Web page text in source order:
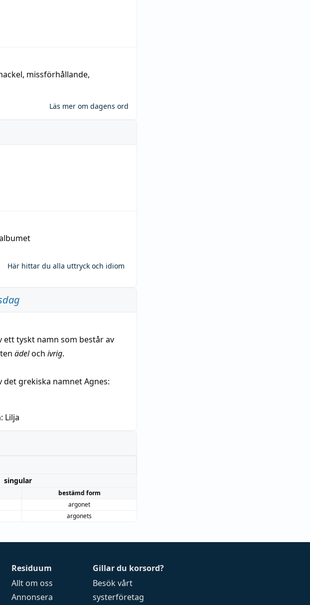
, missförhållande,
Läs mer om dagens ord
Här hittar du alla uttryck och idiom
ett tyskt namn som består av
ädeloch ivrig.
det grekiska namnet Agnes:
Lilja
singular
bestämd form
argonet
argonets
Residuum
Allt om oss
Annonsera
Gillar du korsord?
Besök vårt
systerföretag